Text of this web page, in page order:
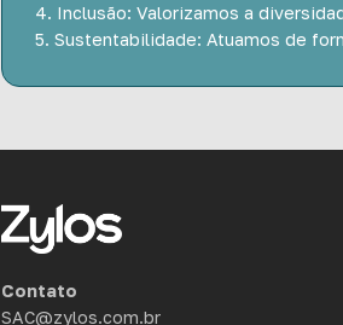
4. Inclusão: Valorizamos a
5. Sustentabilidade: Atuamos de
Contato
SAC@zylos.com.br